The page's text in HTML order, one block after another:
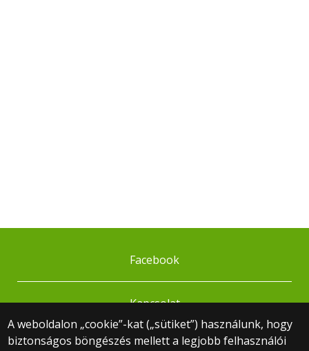
A weboldalon „cookie”-kat („sütiket”) használunk, hogy
biztonságos böngészés mellett a legjobb felhasználói
Facebook
Kapcsolat
© 2025 Eötvös Loránd Tudományegyetem